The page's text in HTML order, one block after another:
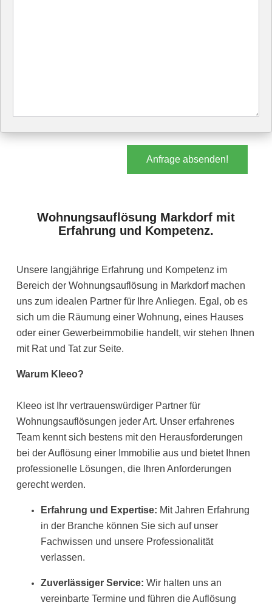
Anfrage absenden!
Wohnungsauflösung Markdorf mit
Erfahrung und Kompetenz.
Unsere langjährige Erfahrung und Kompetenz im
Bereich der Wohnungsauflösung in Markdorf machen
uns zum idealen Partner für Ihre Anliegen. Egal, ob es
sich um die Räumung einer Wohnung, eines Hauses
oder einer Gewerbeimmobilie handelt, wir stehen Ihnen
mit Rat und Tat zur Seite.
Warum Kleeo?
Kleeo ist Ihr vertrauenswürdiger Partner für
Wohnungsauflösungen jeder Art. Unser erfahrenes
Team kennt sich bestens mit den Herausforderungen
bei der Auflösung einer Immobilie aus und bietet Ihnen
professionelle Lösungen, die Ihren Anforderungen
gerecht werden.
Erfahrung und Expertise: Mit Jahren Erfahrung
in der Branche können Sie sich auf unser
Fachwissen und unsere Professionalität
verlassen.
Zuverlässiger Service: Wir halten uns an
vereinbarte Termine und führen die Auflösung